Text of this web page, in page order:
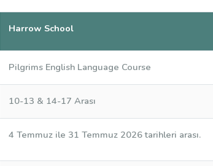
Harrow School
Pilgrims English Language Course
10-13 & 14-17 Arası
4 Temmuz ile 31 Temmuz 2026 tarihleri arası.